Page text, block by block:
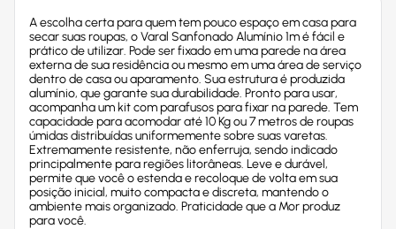
A escolha certa para quem tem pouco espaço em casa para
secar suas roupas, o Varal Sanfonado Alumínio 1m é fácil e
prático de utilizar. Pode ser fixado em uma parede na área
externa de sua residência ou mesmo em uma área de serviço
dentro de casa ou aparamento. Sua estrutura é produzida
alumínio, que garante sua durabilidade. Pronto para usar,
acompanha um kit com parafusos para fixar na parede. Tem
capacidade para acomodar até 10 Kg ou 7 metros de roupas
úmidas distribuídas uniformemente sobre suas varetas.
Extremamente resistente, não enferruja, sendo indicado
principalmente para regiões litorâneas. Leve e durável,
permite que você o estenda e recoloque de volta em sua
posição inicial, muito compacta e discreta, mantendo o
ambiente mais organizado. Praticidade que a Mor produz
para você.